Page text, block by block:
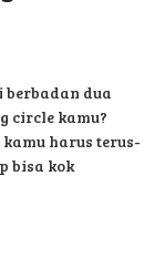
berbadan dua
circle kamu?
harus terus-
bisa kok